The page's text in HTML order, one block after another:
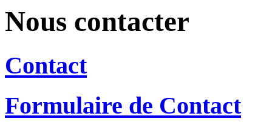
Nous contacter
Contact
Formulaire de Contact